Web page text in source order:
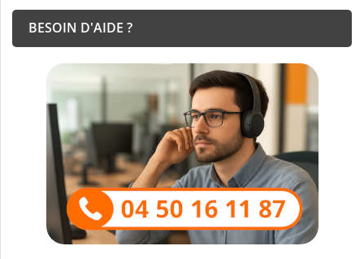
BESOIN D'AIDE ?